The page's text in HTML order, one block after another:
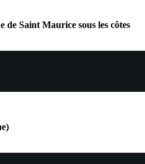
de Saint Maurice sous les côtes